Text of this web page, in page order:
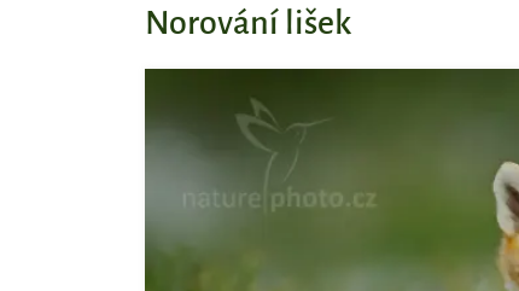
Norování lišek